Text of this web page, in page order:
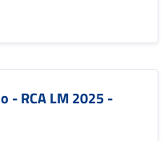
- RCA LM 2025 -